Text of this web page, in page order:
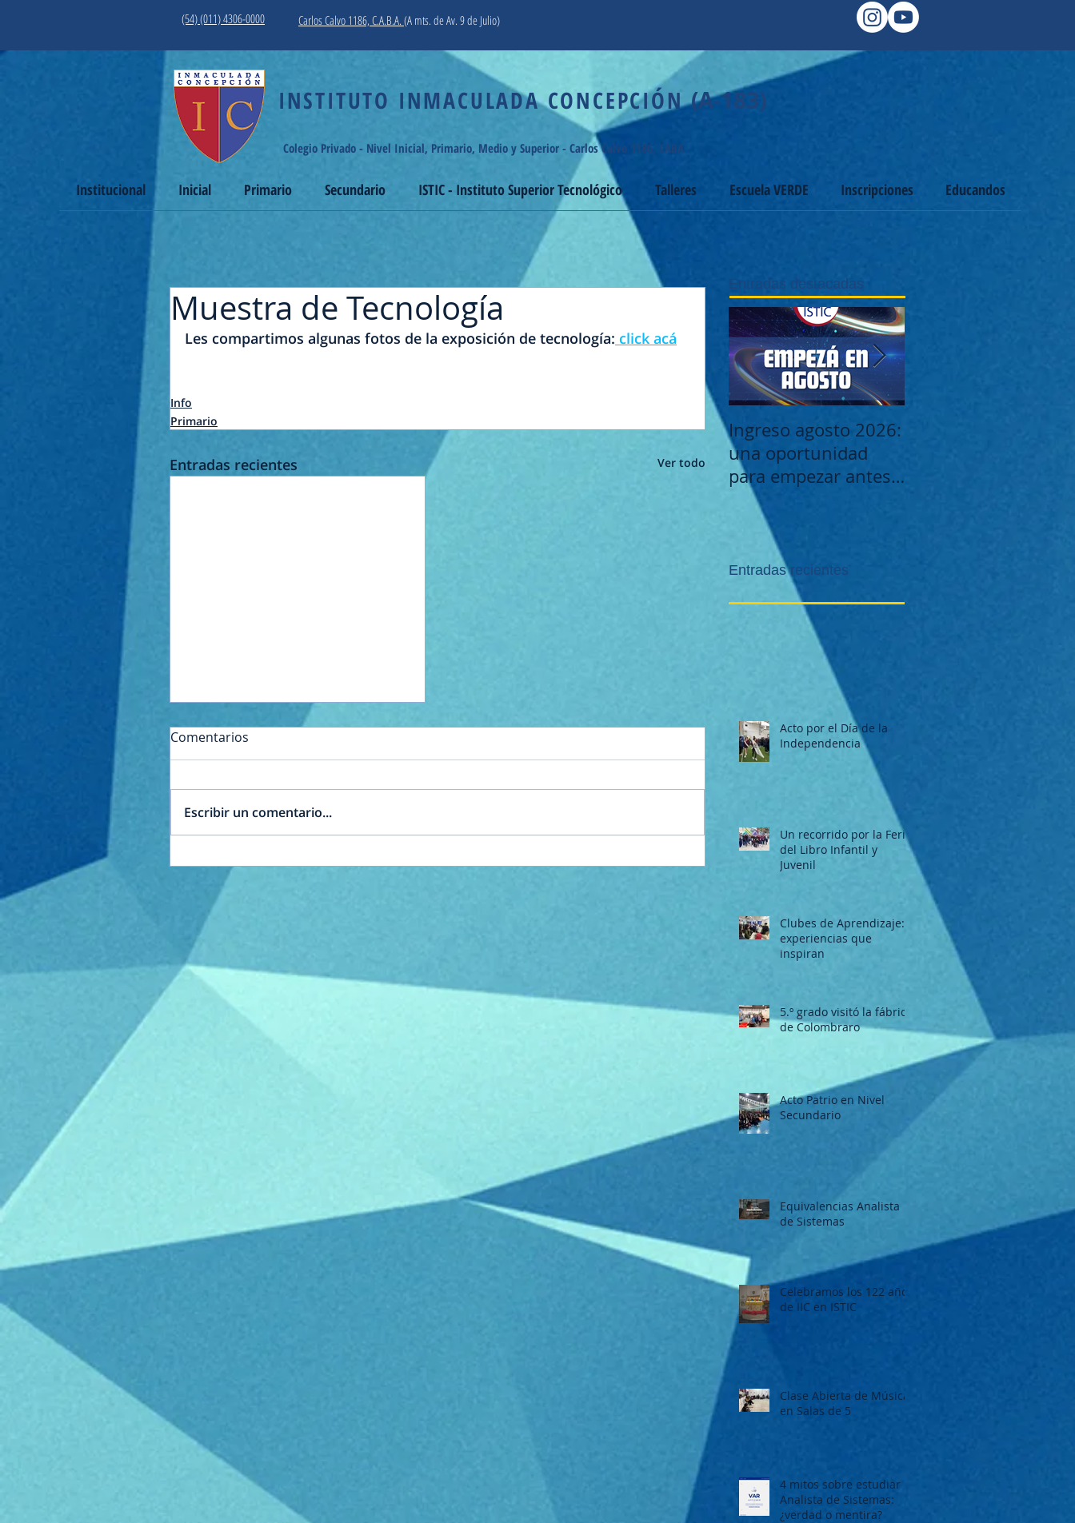
(54) (011) 4306-0000 Carlos Calvo 1186, C.A.B.A. (A mts. de Av. 9 de Julio)
INSTITUTO INMACULADA CONCEPCIÓN(A-183)
Colegio Privado - Nivel Inicial, Primario, Medio y Superior - Carlos Calvo 1186, CABA
Institucional Inicial Primario Secundario ISTIC - Instituto Superior Tecnológico Talleres Escuela VERDE Inscripciones Educandos
Muestra de Tecnología
Les compartimos algunas fotos de la exposición de tecnología: click acá
Info
Primario
Entradas recientes Ver todo
Acto por el Día de la
Independencia
Comentarios
Escribir un comentario...
Entradas destacadas
Ingreso agosto 2026:
una oportunidad
para empezar antes -
Estudiar Analista de
Sistemas
Entradas recientes
Acto por el Día de la
Independencia
Un recorrido por la Feria
del Libro Infantil y
Juvenil
Clubes de Aprendizaje:
experiencias que
inspiran
5.º grado visitó la fábrica
de Colombraro
Acto Patrio en Nivel
Secundario
Equivalencias Analista
de Sistemas
Celebramos los 122 años
de IIC en ISTIC
Clase Abierta de Música
en Salas de 5
4 mitos sobre estudiar
Analista de Sistemas:
¿verdad o mentira?